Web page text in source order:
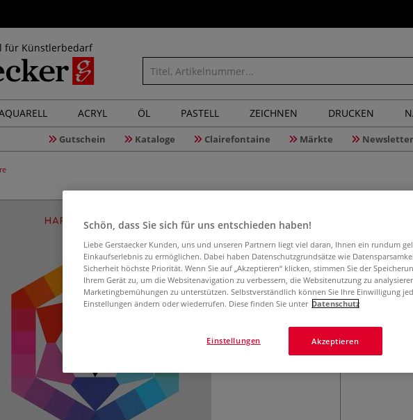
für Künstlerbedarf
ACRYL ÖL PASTELL ZEICHNEN DRUCKEN
Gutschein Kataloge Clairefontaine Märkte Newsletter
Eigentlich
Farben?
Schön, dass Sie sich für uns entschieden haben!
Liebe Gerstaecker Kunden, uns und unseren Partnern liegt viel daran, Ihnen ein rundum
Einkaufserlebnis zu ermöglichen. Dabei haben Datenschutzgrundsätze wie
Sicherheit höchste Priorität. Wenn Sie auf „Akzeptieren“ klicken, stimmen Sie der
Ihrem Gerät zu, um die Websitenavigation zu verbessern, die Websitenutzung zu
Marketingbemühungen zu unterstützen. Selbstverständlich können Sie Ihre Einwilligung
Einstellungen ändern oder wiederrufen. Diese finden Sie unter Datenschutz
Akzeptieren
Einstellungen